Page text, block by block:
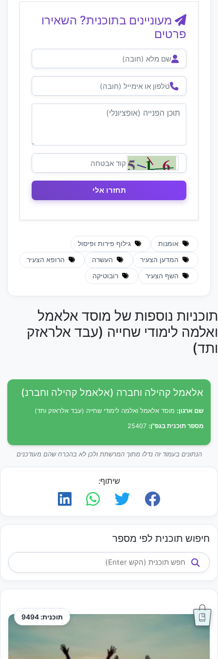
מעוניינים בתוכנית? השאירו
פרטים
אומנות גילוף פירות ופיסול
המדען הצעיר העשרה הרופא הצעיר
השף הצעיר רובוטיקה
תוכניות נוספות של מוסד אלאמל
ואלמה לימודי שחייה (עבד אלראזק
ותד)
אלאמל קהילה וחברה (אלאמל קהילה וחברנ)
שם ארגון: מוסד אלאמל ואלמה לימודי שחייה (עבד אלראזק ותד)
מספר תוכנית בגפ"ן:
הנתונים בעמוד זה נדלו מתוך המרשתת ולכן לא בהכרח שהם מעודכנים
שיתוף:
חיפוש תוכנית לפי מספר
תוכנית: 9494